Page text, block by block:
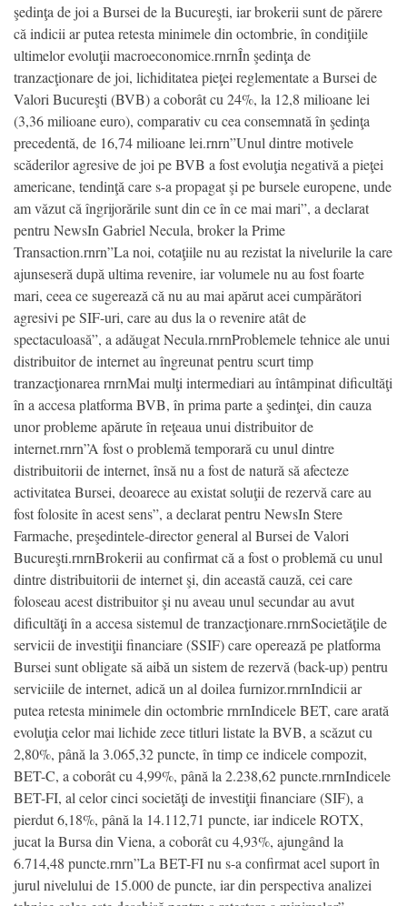
şedinţa de joi a Bursei de la Bucureşti, iar brokerii sunt de părere
că indicii ar putea retesta minimele din octombrie, în condiţiile
ultimelor evoluţii macroeconomice.rnrnÎn şedinţa de
tranzacţionare de joi, lichiditatea pieţei reglementate a Bursei de
Valori Bucureşti (BVB) a coborât cu 24%, la 12,8 milioane lei
(3,36 milioane euro), comparativ cu cea consemnată în şedinţa
precedentă, de 16,74 milioane lei.rnrn”Unul dintre motivele
scăderilor agresive de joi pe BVB a fost evoluţia negativă a pieţei
americane, tendinţă care s-a propagat şi pe bursele europene, unde
am văzut că îngrijorările sunt din ce în ce mai mari”, a declarat
pentru NewsIn Gabriel Necula, broker la Prime
Transaction.rnrn”La noi, cotaţiile nu au rezistat la nivelurile la care
ajunseseră după ultima revenire, iar volumele nu au fost foarte
mari, ceea ce sugerează că nu au mai apărut acei cumpărători
agresivi pe SIF-uri, care au dus la o revenire atât de
spectaculoasă”, a adăugat Necula.rnrnProblemele tehnice ale unui
distribuitor de internet au îngreunat pentru scurt timp
tranzacţionarea rnrnMai mulţi intermediari au întâmpinat dificultăţi
în a accesa platforma BVB, în prima parte a şedinţei, din cauza
unor probleme apărute în reţeaua unui distribuitor de
internet.rnrn”A fost o problemă temporară cu unul dintre
distribuitorii de internet, însă nu a fost de natură să afecteze
activitatea Bursei, deoarece au existat soluţii de rezervă care au
fost folosite în acest sens”, a declarat pentru NewsIn Stere
Farmache, preşedintele-director general al Bursei de Valori
Bucureşti.rnrnBrokerii au confirmat că a fost o problemă cu unul
dintre distribuitorii de internet şi, din această cauză, cei care
foloseau acest distribuitor şi nu aveau unul secundar au avut
dificultăţi în a accesa sistemul de tranzacţionare.rnrnSocietăţile de
servicii de investiţii financiare (SSIF) care operează pe platforma
Bursei sunt obligate să aibă un sistem de rezervă (back-up) pentru
serviciile de internet, adică un al doilea furnizor.rnrnIndicii ar
putea retesta minimele din octombrie rnrnIndicele BET, care arată
evoluţia celor mai lichide zece titluri listate la BVB, a scăzut cu
2,80%, până la 3.065,32 puncte, în timp ce indicele compozit,
BET-C, a coborât cu 4,99%, până la 2.238,62 puncte.rnrnIndicele
BET-FI, al celor cinci societăţi de investiţii financiare (SIF), a
pierdut 6,18%, până la 14.112,71 puncte, iar indicele ROTX,
jucat la Bursa din Viena, a coborât cu 4,93%, ajungând la
6.714,48 puncte.rnrn”La BET-FI nu s-a confirmat acel suport în
jurul nivelului de 15.000 de puncte, iar din perspectiva analizei